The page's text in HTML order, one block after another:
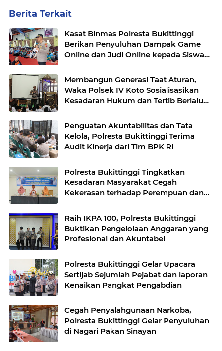
Berita Terkait
Kasat Binmas Polresta Bukittinggi
Berikan Penyuluhan Dampak Game
Online dan Judi Online kepada Siswa
Membangun Generasi Taat Aturan,
Waka Polsek IV Koto Sosialisasikan
Kesadaran Hukum dan Tertib Berlalu
Penguatan Akuntabilitas dan Tata
Kelola, Polresta Bukittinggi Terima
Audit Kinerja dari Tim BPK RI
Polresta Bukittinggi Tingkatkan
Kesadaran Masyarakat Cegah
Kekerasan terhadap Perempuan dan
Raih IKPA 100, Polresta Bukittinggi
Buktikan Pengelolaan Anggaran yang
Profesional dan Akuntabel
Polresta Bukittinggi Gelar Upacara
Sertijab Sejumlah Pejabat dan laporan
Kenaikan Pangkat Pengabdian
Cegah Penyalahgunaan Narkoba,
Polresta Bukittinggi Gelar Penyuluhan
di Nagari Pakan Sinayan